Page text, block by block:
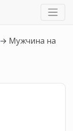
→ Мужчина на